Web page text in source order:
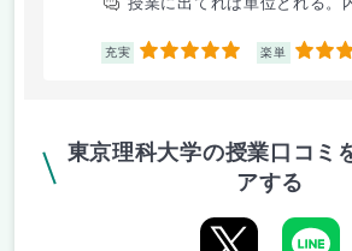
充実 5 楽単 5
東京理科大学の授業口コミ
アする